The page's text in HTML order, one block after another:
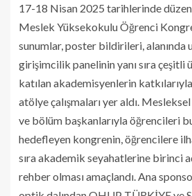
17-18 Nisan 2025 tarihlerinde
Meslek Yüksekokulu Öğrenci
sunumlar, poster bildirileri, alanında
girişimcilik panelinin yanı sıra çeşitli
katılan akademisyenlerin
atölye çalışmaları yer aldı.
ve bölüm başkanlarıyla öğrencileri
hedefleyen kongrenin, öğrencilere
sıra akademik seyahatlerine birinci
rehber olması amaçlandı. Ana